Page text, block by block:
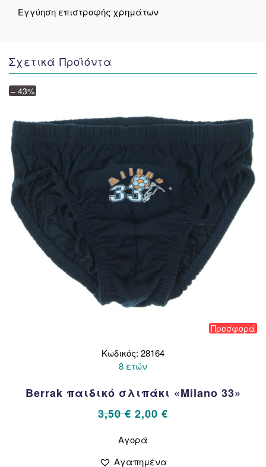
Εγγύηση επιστροφής χρημάτων
Σχετικά Προϊόντα
– 43%
Προσφορά
Κωδικός: 28164
8 ετών
Berrak παιδικό σλιπάκι «Milano 33»
3,50€ Original
was:
3,50 €.
2,00 €
Αγορά
Αγαπημένα